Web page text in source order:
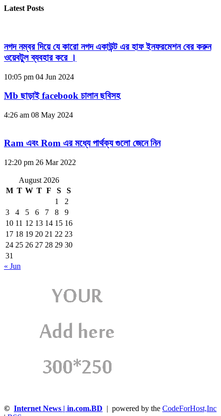
Latest Posts
নগদ নম্বর দিয়ে যে কারো নগদ একাউন্ট এর হাফ ইনফরমেশন বের করুন
ওয়েবটুল ব্যবহার করে ।
10:05 pm 04 Jun 2024
Mb ছাড়াই facebook চালান ছবিসহ
4:26 am 08 May 2024
Ram এবং Rom এর মধ্যে পার্থক্য গুলো জেনে নিন
12:20 pm 26 Mar 2022
August 2026
M T W T F S
S
1
2
3
4 5 6 7 8
9
10 11 12 13 14 15 16
17 18 19 20 21 22 23
24 25 26 27 28 29 30
31
« Jun
© Internet News | in.com.BD | powered by the CodeForHost,Inc